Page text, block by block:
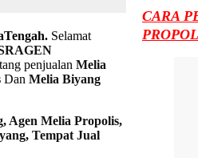
Selamat
penjualan Melia
Dan Melia Biyang
, Agen Melia Propolis,
, Tempat Jual
CARA